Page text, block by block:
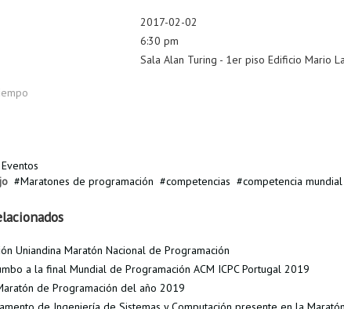
2017-02-02
6:30 pm
Sala Alan Turing - 1er piso Edificio Mario
Eventos
Maratones de programación competencias competencia mundial
Uniandina Maratón Nacional de Programación
a la final Mundial de Programación ACM ICPC Portugal 2019
de Programación del año 2019